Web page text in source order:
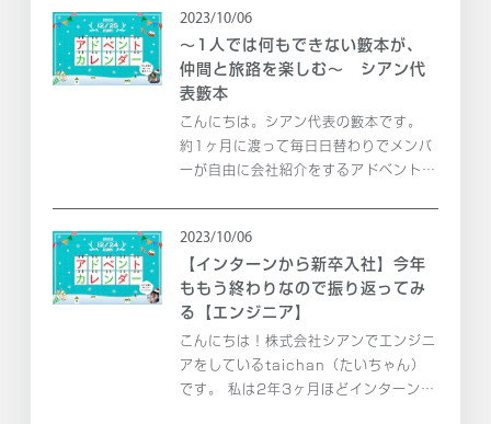
7月に休学をしたの？遅くない？」 いい
え、そんなことはあ...
2023/10/06
〜1人では何もできない籔本が、
仲間と旅路を楽しむ〜 シアン代
表籔本
こんにちは。シアン代表の籔本です。
約1ヶ月に渡って毎日日替わりでメンバ
ーが自由に会社紹介をするアドベントカ
ーの紹介や、23年立ち上げる新サービ
スなどを記事にしました。...
2023/10/06
【インターンから新卒入社】今年
ももう終わりなので振り返ってみ
る【エンジニア】
こんにちは！株式会社シアンでエンジニ
アをしているtaichan（たいちゃん）
です。 私は2年3ヶ月ほどインターン